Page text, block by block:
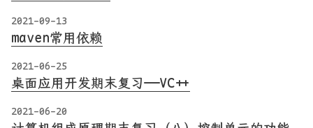
2021-09-13
maven常用依赖
2021-06-25
桌面应用开发期末复习——VC++
2021-06-20